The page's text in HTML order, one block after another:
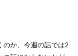
のか、今週の話では2